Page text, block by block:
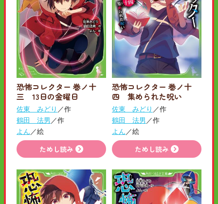
恐怖コレクター 巻ノ十
三 13日の金曜日
佐東 みどり ／作
鶴田 法男 ／作
よん ／絵
ためし読み
恐怖コレクター 巻ノ十
四 集められた呪い
佐東 みどり ／作
鶴田 法男 ／作
よん ／絵
ためし読み